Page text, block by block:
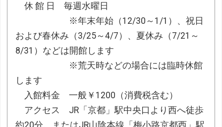
休 館 日 毎週水曜日
※年末年始（12/30～1/1）、祝日
および春休み（3/25～4/7）、夏休み（7/21～
8/31）などは開館します
※荒天時などの場合には臨時休館
します
入館料金 一般￥1200（消費税含む）
アクセス JR「京都」駅中央口より西へ徒歩
約20分、またはJR山陰本線「梅小路京都西」駅